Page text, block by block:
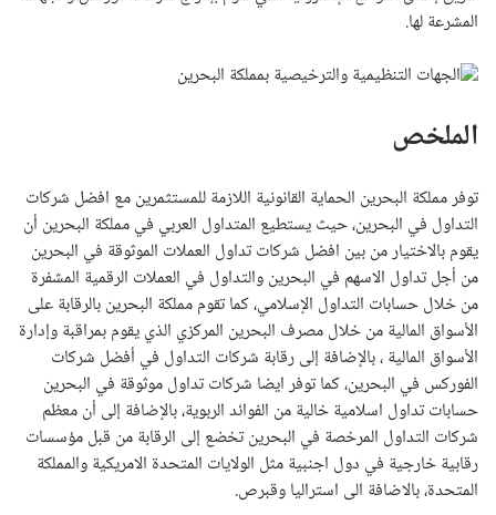
المشرعة لها.
الملخص
توفر مملكة البحرين الحماية القانونية اللازمة للمستثمرين مع افضل شركات
التداول في البحرين، حيث يستطيع المتداول العربي في مملكة البحرين أن
يقوم بالاختيار من بين افضل شركات تداول العملات الموثوقة في البحرين
من أجل تداول الاسهم في البحرين والتداول في العملات الرقمية المشفرة
من خلال حسابات التداول الإسلامي، كما تقوم مملكة البحرين بالرقابة على
الأسواق المالية من خلال مصرف البحرين المركزي الذي يقوم بمراقبة وإدارة
الأسواق المالية ، بالإضافة إلى رقابة شركات التداول في أفضل شركات
الفوركس في البحرين، كما توفر ايضا شركات تداول موثوقة في البحرين
حسابات تداول اسلامية خالية من الفوائد الربوية، بالإضافة إلى أن معظم
شركات التداول المرخصة في البحرين تخضع إلى الرقابة من قبل مؤسسات
رقابية خارجية في دول اجنبية مثل الولايات المتحدة الامريكية والمملكة
المتحدة، بالاضافة الى استراليا وقبرص.